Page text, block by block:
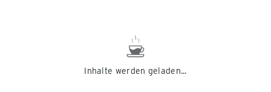
Inhalte werden geladen...